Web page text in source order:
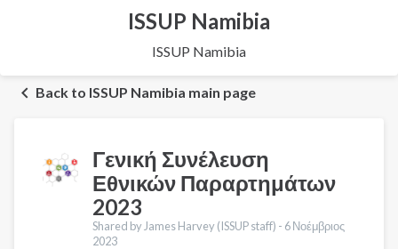
ISSUP Namibia
ISSUP Namibia
Back to ISSUP Namibia main page
Γενική Συνέλευση
Εθνικών Παραρτημάτων
2023
Shared by James Harvey (ISSUP staff) - 6 Νοέμβριος
2023